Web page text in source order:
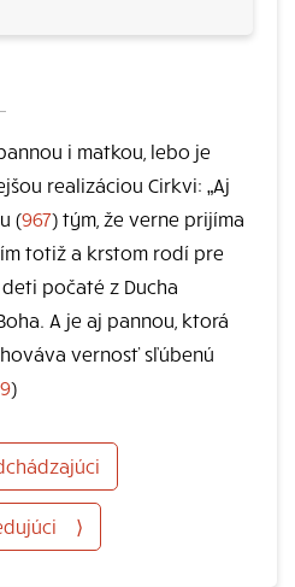
i matkou, lebo je
realizáciou Cirkvi: „Aj
(967) tým, že verne prijíma
totiž a krstom rodí pre
počaté z Ducha
A je aj pannou, ktorá
vernosť sľúbenú
)
⟩